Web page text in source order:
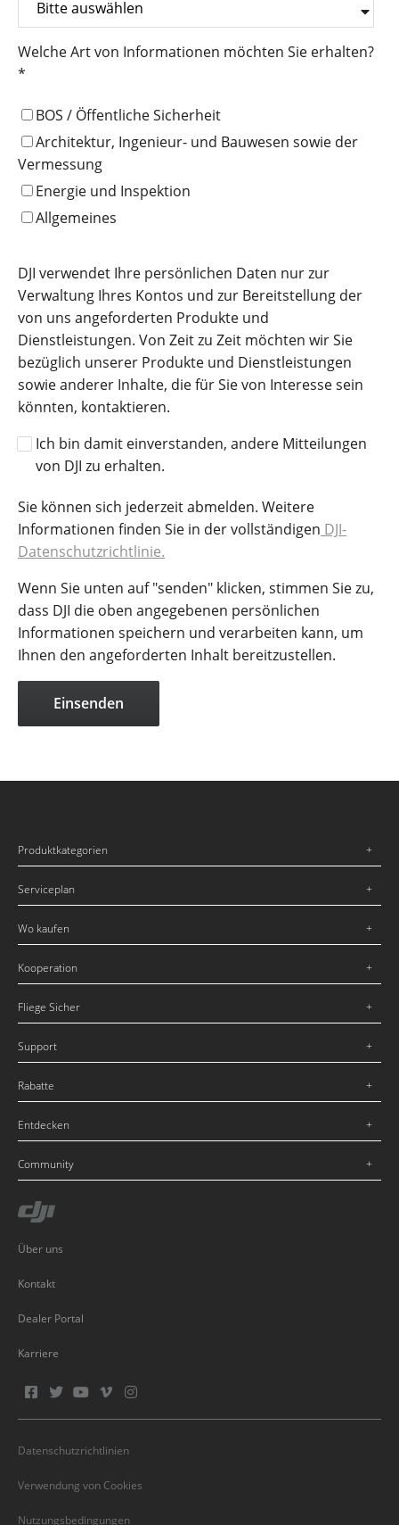
Welche Art von Informationen möchten Sie erhalten?
*
BOS / Öffentliche Sicherheit
Architektur, Ingenieur- und Bauwesen sowie der
Vermessung
Energie und Inspektion
Allgemeines
DJI verwendet Ihre persönlichen Daten nur zur
Verwaltung Ihres Kontos und zur Bereitstellung der
von uns angeforderten Produkte und
Dienstleistungen. Von Zeit zu Zeit möchten wir Sie
bezüglich unserer Produkte und Dienstleistungen
sowie anderer Inhalte, die für Sie von Interesse sein
könnten, kontaktieren.
Ich bin damit einverstanden, andere Mitteilungen
von DJI zu erhalten.
Sie können sich jederzeit abmelden. Weitere
Informationen finden Sie in der vollständigen DJI-
Datenschutzrichtlinie.
Wenn Sie unten auf "senden" klicken, stimmen Sie zu,
dass DJI die oben angegebenen persönlichen
Informationen speichern und verarbeiten kann, um
Ihnen den angeforderten Inhalt bereitzustellen.
Produktkategorien
Serviceplan
Wo kaufen
Kooperation
Fliege Sicher
Support
Rabatte
Entdecken
Community
Über uns
Kontakt
Dealer Portal
Karriere
Datenschutzrichtlinien
Verwendung von Cookies
Nutzungsbedingungen